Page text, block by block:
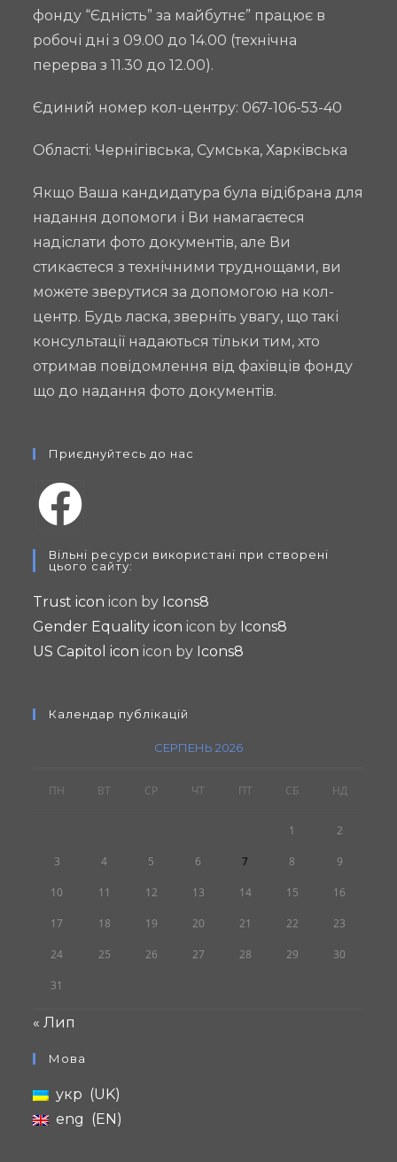
фонду “Єдність” за майбутнє” працює в
робочі дні з 09.00 до 14.00 (технічна
перерва з 11.30 до 12.00).
Єдиний номер кол-центру: 067-106-53-40
Області: Чернігівська, Сумська, Харківська
Якщо Ваша кандидатура була відібрана для
надання допомоги і Ви намагаєтеся
надіслати фото документів, але Ви
стикаєтеся з технічними труднощами, ви
можете зверутися за допомогою на кол-
центр. Будь ласка, зверніть увагу, що такі
консультації надаються тільки тим, хто
отримав повідомлення від фахівців фонду
що до надання фото документів.
Приєднуйтесь до нас
Вільні ресурси використані при створені
цього сайту:
Trust icon icon by Icons8
Gender Equality icon icon by Icons8
US Capitol icon icon by Icons8
Календар публікацій
СЕРПЕНЬ 2026
ПН ВТ СР ЧТ ПТ СБ НД
1 2
3 4 5 6 7 8 9
10 11 12 13 14 15 16
17 18 19 20 21 22 23
24 25 26 27 28 29 30
31
« Лип
Мова
укр
UK
eng
EN